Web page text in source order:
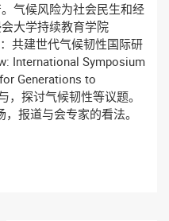
气候风险为社会民生和经
大学持续教育学院
共建世代气候韧性国际研
International Symposium
Generations to
探讨气候韧性等议题。
报道与会专家的看法。